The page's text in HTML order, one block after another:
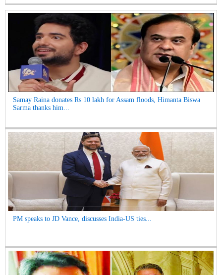
Samay Raina donates Rs 10 lakh for Assam floods, Himanta Biswa
Sarma thanks him...
PM speaks to JD Vance, discusses India-US ties...